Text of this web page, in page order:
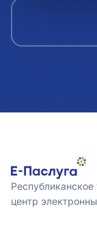
центр